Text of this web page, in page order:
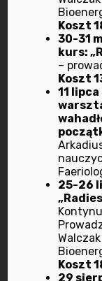
Ostatnio
Koszt
30-31
kurs:
–
Koszt
11
25-26
Koszt
29